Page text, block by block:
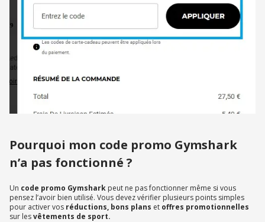
Pourquoi mon code promo Gymshark
n’a pas fonctionné ?
Un code promo Gymshark peut ne pas fonctionner même si vous
pensez l’avoir bien utilisé. Vous devez vérifier plusieurs points simples
pour activer vos réductions, bons plans et offres promotionnelles
sur lesvêtements de sport.